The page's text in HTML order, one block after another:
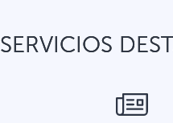
SERVICIOS